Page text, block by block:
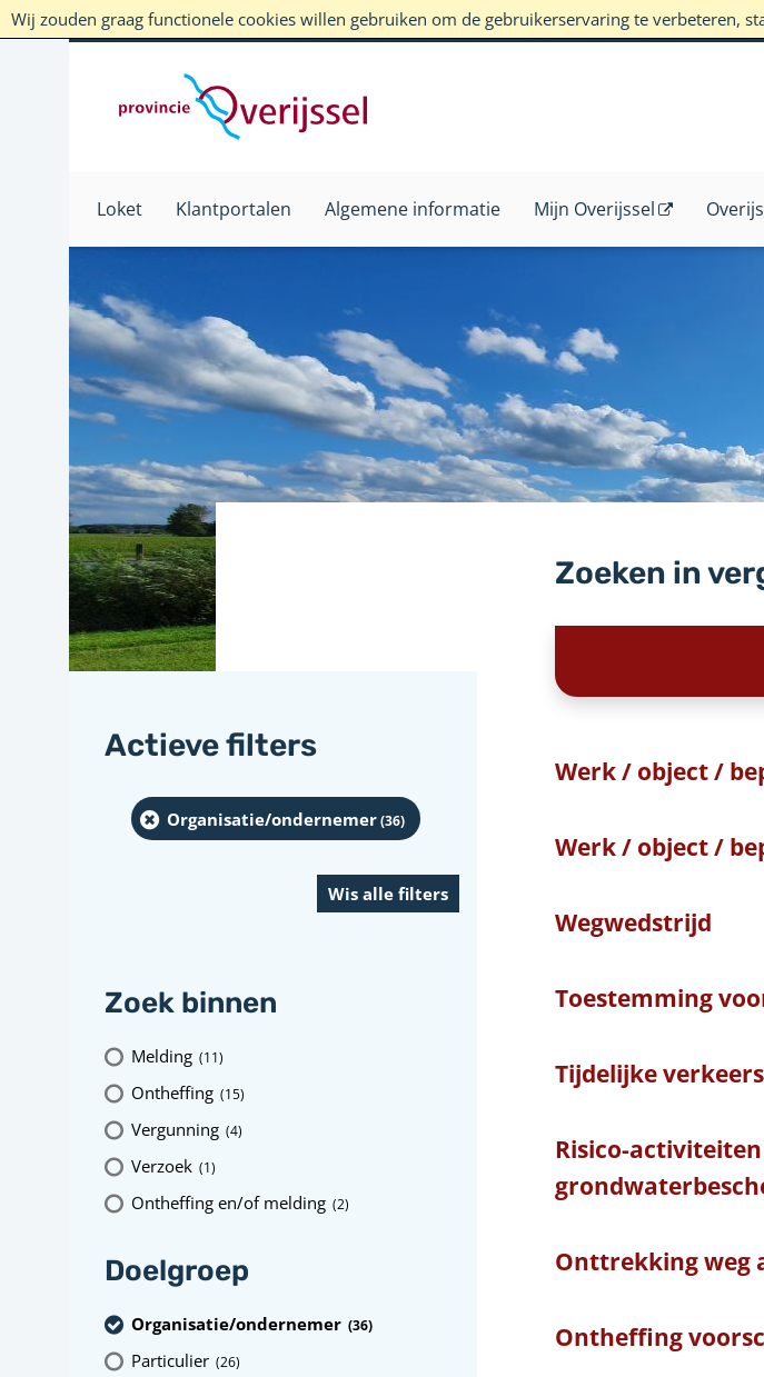
Wij zouden graag functionele cookies willen gebruiken om de gebruikerservaring te verbeteren,
Loket Klantportalen Algemene informatie Mijn Overijssel
Zoeken in
Werk / object /
Werk / object /
Wegwedstrijd
Toestemming
Tijdelijke
Risico-
Onttrekking weg
Ontheffing
Actieve filters
Organisatie/ondernemer(36)
Zoek binnen
Melding (11)
Ontheffing (15)
Vergunning (4)
Verzoek (1)
Ontheffing en/of melding (2)
Doelgroep
Organisatie/ondernemer (36)
Particulier (26)